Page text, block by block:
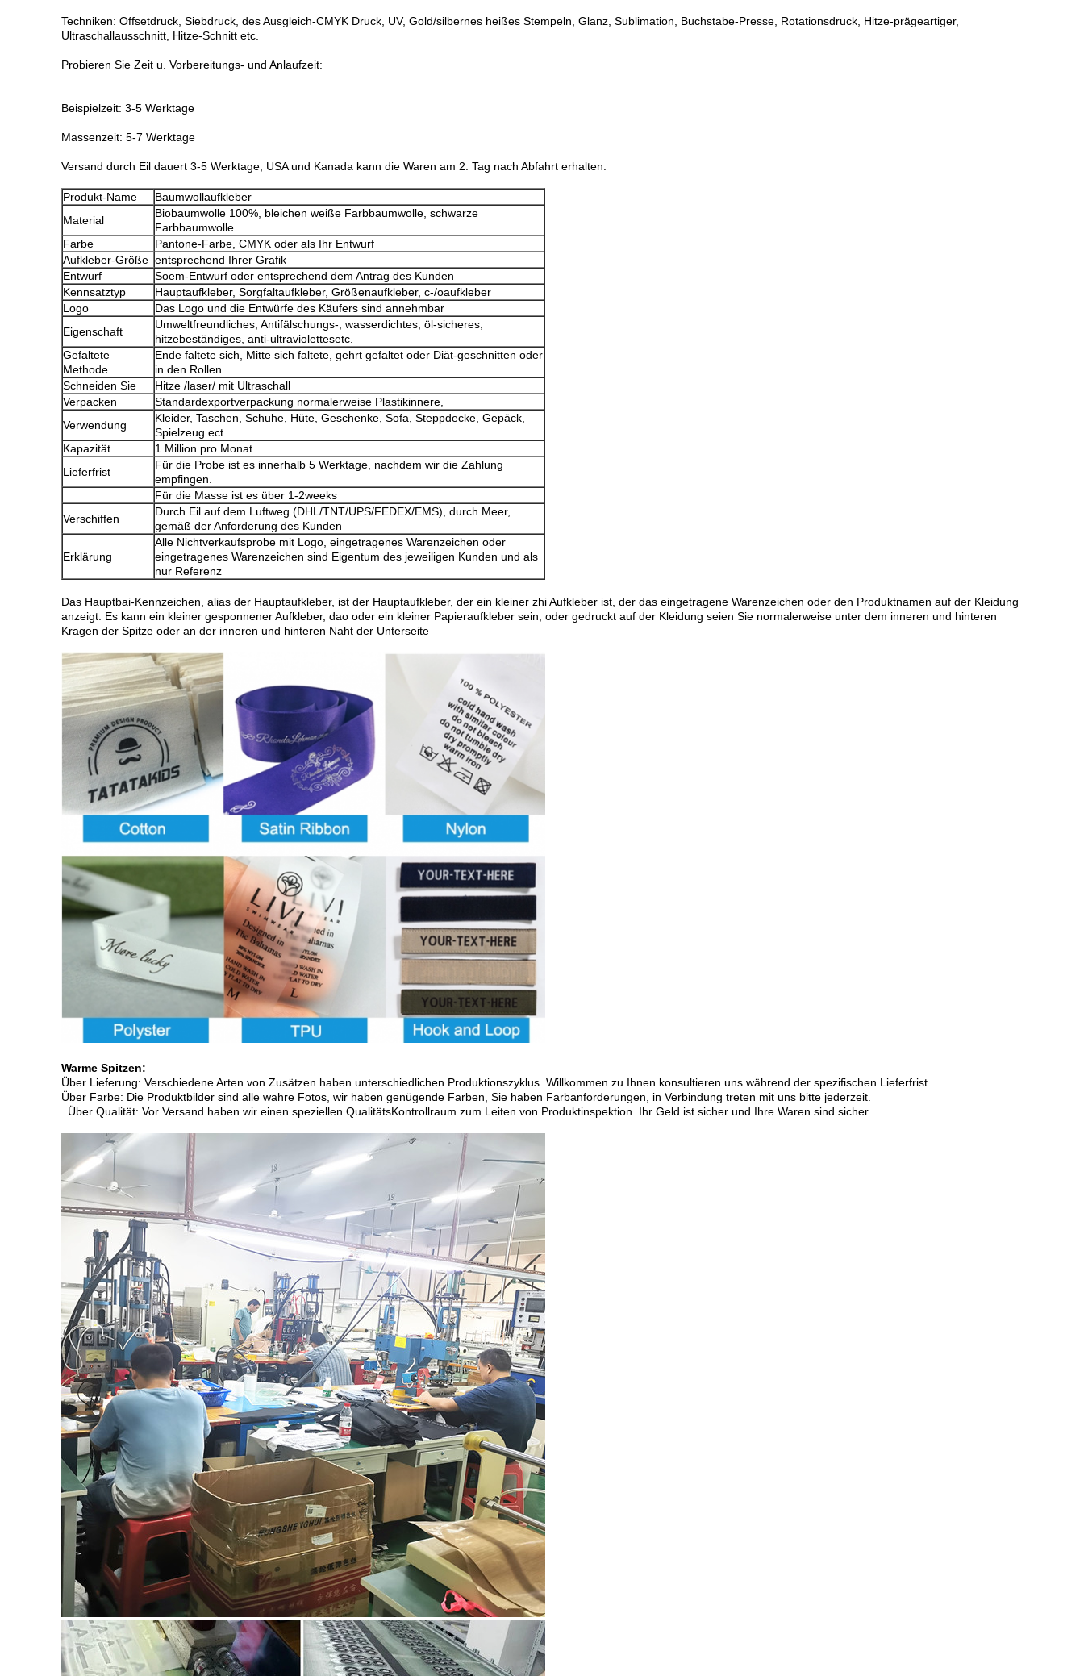
Techniken: Offsetdruck, Siebdruck, des Ausgleich-CMYK Druck, UV, Gold/silbernes heißes Stempeln, Glanz, Sublimation, Buchstabe-Presse, Rotationsdruck, Hitze-prägeartiger,
Ultraschallausschnitt, Hitze-Schnitt etc.
Probieren Sie Zeit u. Vorbereitungs- und Anlaufzeit:
Beispielzeit: 3-5 Werktage
Massenzeit: 5-7 Werktage
Versand durch Eil dauert 3-5 Werktage, USA und Kanada kann die Waren am 2. Tag nach Abfahrt erhalten.
Produkt-Name
Baumwollaufkleber
Material
Biobaumwolle 100%, bleichen weiße Farbbaumwolle, schwarze
Farbbaumwolle
Farbe
Pantone-Farbe, CMYK oder als Ihr Entwurf
Aufkleber-Größe entsprechend Ihrer Grafik
Entwurf
Soem-Entwurf oder entsprechend dem Antrag des Kunden
Kennsatztyp
Hauptaufkleber, Sorgfaltaufkleber, Größenaufkleber, c-/oaufkleber
Logo
Das Logo und die Entwürfe des Käufers sind annehmbar
Eigenschaft
Umweltfreundliches, Antifälschungs-, wasserdichtes, öl-sicheres,
hitzebeständiges, anti-ultraviolettesetc.
Gefaltete
Methode
Ende faltete sich, Mitte sich faltete, gehrt gefaltet oder Diät-geschnitten oder
in den Rollen
Schneiden Sie
Hitze /laser/ mit Ultraschall
Verpacken
Standardexportverpackung normalerweise Plastikinnere,
Verwendung
Kleider, Taschen, Schuhe, Hüte, Geschenke, Sofa, Steppdecke, Gepäck,
Spielzeug ect.
Kapazität
1 Million pro Monat
Lieferfrist
Für die Probe ist es innerhalb 5 Werktage, nachdem wir die Zahlung
empfingen.
Für die Masse ist es über 1-2weeks
Verschiffen
Durch Eil auf dem Luftweg (DHL/TNT/UPS/FEDEX/EMS), durch Meer,
gemäß der Anforderung des Kunden
Erklärung
Alle Nichtverkaufsprobe mit Logo, eingetragenes Warenzeichen oder
eingetragenes Warenzeichen sind Eigentum des jeweiligen Kunden und als
nur Referenz
Das Hauptbai-Kennzeichen, alias der Hauptaufkleber, ist der Hauptaufkleber, der ein kleiner zhi Aufkleber ist, der das eingetragene Warenzeichen oder den Produktnamen auf der Kleidung
anzeigt. Es kann ein kleiner gesponnener Aufkleber, dao oder ein kleiner Papieraufkleber sein, oder gedruckt auf der Kleidung seien Sie normalerweise unter dem inneren und hinteren
Kragen der Spitze oder an der inneren und hinteren Naht der Unterseite
Warme Spitzen:
Über Lieferung: Verschiedene Arten von Zusätzen haben unterschiedlichen Produktionszyklus. Willkommen zu Ihnen konsultieren uns während der spezifischen Lieferfrist.
Über Farbe: Die Produktbilder sind alle wahre Fotos, wir haben genügende Farben, Sie haben Farbanforderungen, in Verbindung treten mit uns bitte jederzeit.
. Über Qualität: Vor Versand haben wir einen speziellen QualitätsKontrollraum zum Leiten von Produktinspektion. Ihr Geld ist sicher und Ihre Waren sind sicher.